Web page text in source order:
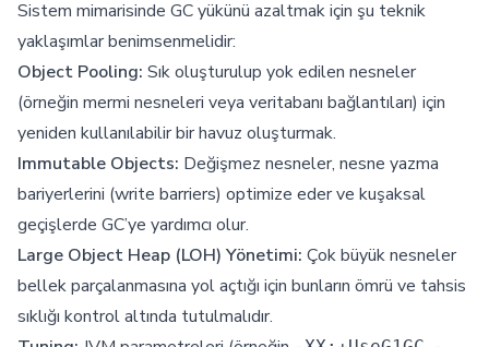
Sistem mimarisinde GC yükünü azaltmak için şu teknik
yaklaşımlar benimsenmelidir:
Object Pooling: Sık oluşturulup yok edilen nesneler
(örneğin mermi nesneleri veya veritabanı bağlantıları) için
yeniden kullanılabilir bir havuz oluşturmak.
Immutable Objects: Değişmez nesneler, nesne yazma
bariyerlerini (write barriers) optimize eder ve kuşaksal
geçişlerde GC’ye yardımcı olur.
Large Object Heap (LOH) Yönetimi: Çok büyük nesneler
bellek parçalanmasına yol açtığı için bunların ömrü ve tahsis
sıklığı kontrol altında tutulmalıdır.